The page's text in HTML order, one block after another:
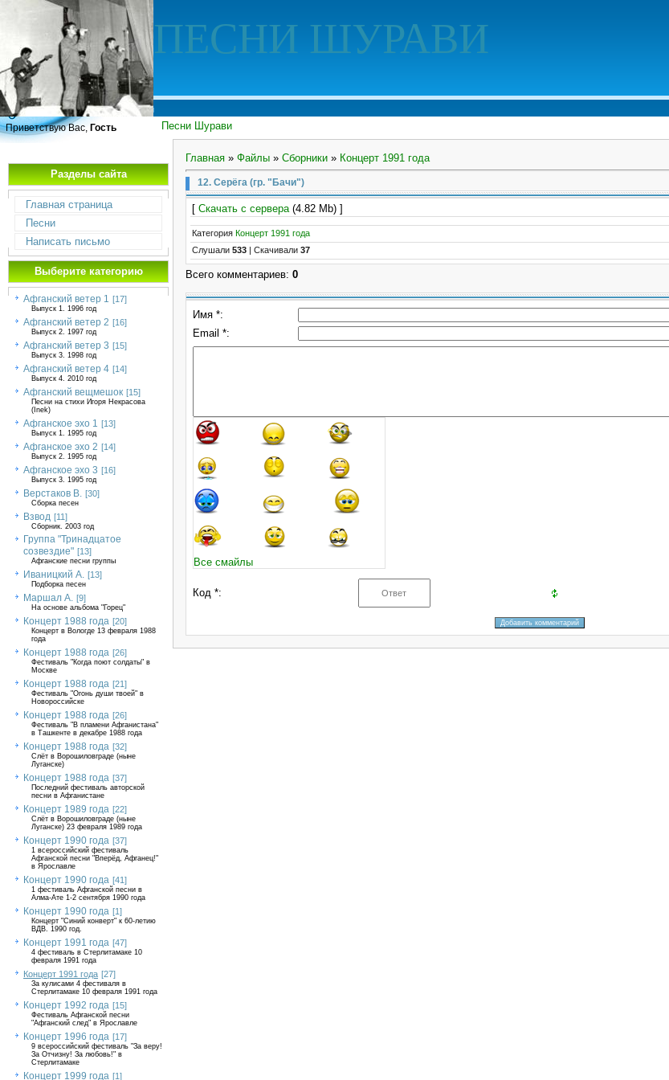
ПЕСНИ ШУРАВИ
Песни Шурави
Приветствую Вас, Гость
Разделы сайта
Главная страница
Песни
Написать письмо
Выберите категорию
Афганский ветер 1 [17]
Выпуск 1. 1996 год
Афганский ветер 2 [16]
Выпуск 2. 1997 год
Афганский ветер 3 [15]
Выпуск 3. 1998 год
Афганский ветер 4 [14]
Выпуск 4. 2010 год
Афганский вещмешок [15]
Песни на стихи Игоря Некрасова
(Inek)
Афганское эхо 1 [13]
Выпуск 1. 1995 год
Афганское эхо 2 [14]
Выпуск 2. 1995 год
Афганское эхо 3 [16]
Выпуск 3. 1995 год
Верстаков В. [30]
Сборка песен
Взвод [11]
Сборник. 2003 год
Группа "Тринадцатое
созвездие" [13]
Афганские песни группы
Иваницкий А. [13]
Подборка песен
Маршал А. [9]
На основе альбома "Горец"
Концерт 1988 года [20]
Концерт в Вологде 13 февраля 1988
года
Концерт 1988 года [26]
Фестиваль "Когда поют солдаты" в
Москве
Концерт 1988 года [21]
Фестиваль "Огонь души твоей" в
Новороссийске
Концерт 1988 года [26]
Фестиваль "В пламени Афганистана"
в Ташкенте в декабре 1988 года
Концерт 1988 года [32]
Слёт в Ворошиловграде (ныне
Луганске)
Концерт 1988 года [37]
Последний фестиваль авторской
песни в Афганистане
Концерт 1989 года [22]
Слёт в Ворошиловграде (ныне
Луганске) 23 февраля 1989 года
Концерт 1990 года [37]
1 всероссийский фестиваль
Афганской песни "Вперёд, Афганец!"
в Ярославле
Концерт 1990 года [41]
1 фестиваль Афганской песни в
Алма-Ате 1-2 сентября 1990 года
Концерт 1990 года [1]
Концерт "Синий конверт" к 60-летию
ВДВ. 1990 год.
Концерт 1991 года [47]
4 фестиваль в Стерлитамаке 10
февраля 1991 года
Концерт 1991 года [27]
За кулисами 4 фестиваля в
Стерлитамаке 10 февраля 1991 года
Концерт 1992 года [15]
Фестиваль Афганской песни
"Афганский след" в Ярославле
Концерт 1996 года [17]
9 всероссийский фестиваль "За веру!
За Отчизну! За любовь!" в
Стерлитамаке
Концерт 1999 года [1]
Главная » Файлы » Сборники » Концерт 1991 года
12. Серёга (гр. "Бачи")
[ Скачать с сервера(4.82 Mb) ]
Категория Концерт 1991 года
Слушали 533 Скачивали 37
Всего комментариев: 0
Имя *:
Email *:
Все смайлы
Код *: